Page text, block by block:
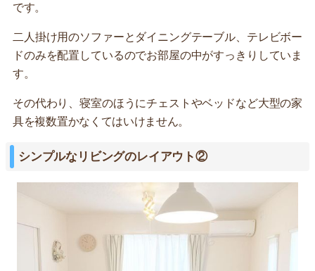
です。
二人掛け用のソファーとダイニングテーブル、テレビボー
ドのみを配置しているのでお部屋の中がすっきりしていま
す。
その代わり、寝室のほうにチェストやベッドなど大型の家
具を複数置かなくてはいけません。
シンプルなリビングのレイアウト②